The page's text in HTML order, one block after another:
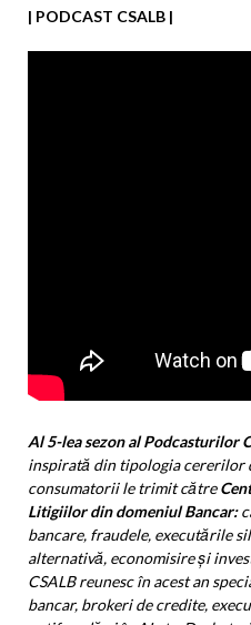
| PODCAST CSALB |
Al 5-lea sezon al Podcasturilor
inspirată din tipologia cererilor
consumatorii le trimit către
Litigiilor din domeniul Bancar:
bancare, fraudele, executările
alternativă, economisire și
CSALB reunesc în acest an
bancar, brokeri de credite,